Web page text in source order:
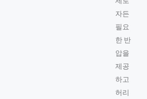
자든
필요
한 반
압을
제공
하고
허리